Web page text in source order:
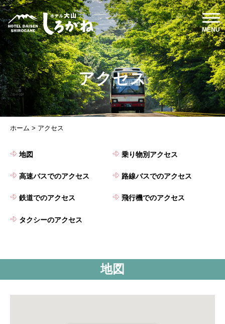
アクセス
ホーム > アクセス
地図 乗り物別アクセス
高速バスでのアクセス 路線バスでのアクセス
鉄道でのアクセス 飛行機でのアクセス
タクシーのアクセス
地図